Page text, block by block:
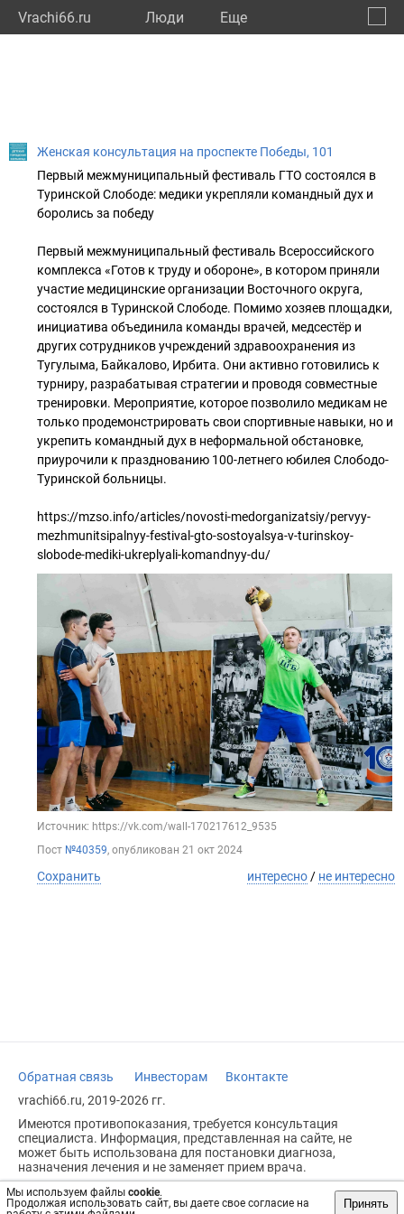
Vrachi66.ru Люди Eще
Мы используем файлы cookie.
Продолжая использовать сайт, вы даете свое согласие на
Принять
Женская консультация на проспекте Победы, 101
Первый межмуниципальный фестиваль ГТО состоялся в
Туринской Слободе: медики укрепляли командный дух и
боролись за победу
Первый межмуниципальный фестиваль Всероссийского
комплекса «Готов к труду и обороне», в котором приняли
участие медицинские организации Восточного округа,
состоялся в Туринской Слободе. Помимо хозяев площадки,
инициатива объединила команды врачей, медсестёр и
других сотрудников учреждений здравоохранения из
Тугулыма, Байкалово, Ирбита. Они активно готовились к
турниру, разрабатывая стратегии и проводя совместные
тренировки. Мероприятие, которое позволило медикам не
только продемонстрировать свои спортивные навыки, но и
укрепить командный дух в неформальной обстановке,
приурочили к празднованию 100-летнего юбилея Слободо-
Туринской больницы.
https://mzso.info/articles/novosti-medorganizatsiy/pervyy-
mezhmunitsipalnyy-festival-gto-sostoyalsya-v-turinskoy-
slobode-mediki-ukreplyali-komandnyy-du/
Источник: https://vk.com/wall-170217612_9535
Пост №40359, опубликован 21 окт 2024
Сохранить интересно / не интересно
Обратная связь Инвесторам
Вконтакте
vrachi66.ru, 2019-2026 гг.
Имеются противопоказания, требуется консультация
специалиста. Информация, представленная на сайте, не
может быть использована для постановки диагноза,
назначения лечения и не заменяет прием врача.
Возрастное ограничение: 18+